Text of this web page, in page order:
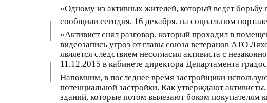
«Одному из активных жителей, который ведет
сообщили сегодня, 16 декабря, на социальном портале
«Активист снял разговор, который проходил в
видеозапись угроз от главы союза ветеранов АТО
является следствием несогласия активиста с
11.12.2015 в кабинете директора Департамента
Напомним, в последнее время застройщики
потенциальной застройки. Как утверждают
зданий, которые потом вылезают боком